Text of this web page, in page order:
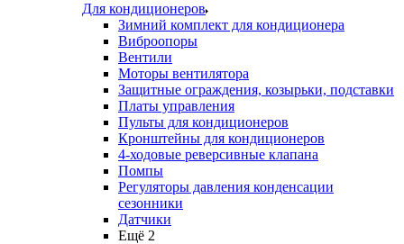
Для кондиционеров
Зимний комплект для кондиционера
Виброопоры
Вентили
Моторы вентилятора
Защитные ограждения, козырьки, подставки
Платы управления
Пульты для кондиционеров
Кронштейны для кондиционеров
4-ходовые реверсивные клапана
Помпы
Регуляторы давления конденсации
сезонники
Датчики
Ещё 2